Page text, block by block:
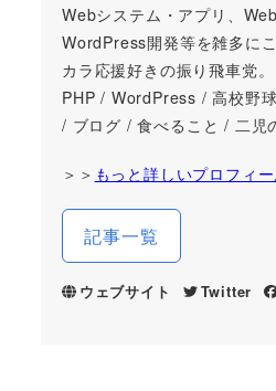
Webシステム・アプリ、Web
WordPress開発等を雑多に
カラ応援好きの振り飛車党。
PHP / WordPress / 高校野
/ ブログ / 食べること / 二児
＞＞ もっと詳しいプロフィ
記事一覧
ウェブサイト Twitter